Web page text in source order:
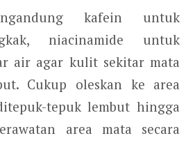
kafein untuk
niacinamide untuk
air agar kulit sekitar mata
Cukup oleskan ke area
tepuk lembut hingga
area mata secara